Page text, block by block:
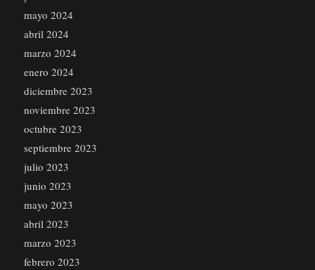
mayo 2024
abril 2024
marzo 2024
enero 2024
diciembre 2023
noviembre 2023
octubre 2023
septiembre 2023
julio 2023
junio 2023
mayo 2023
abril 2023
marzo 2023
febrero 2023